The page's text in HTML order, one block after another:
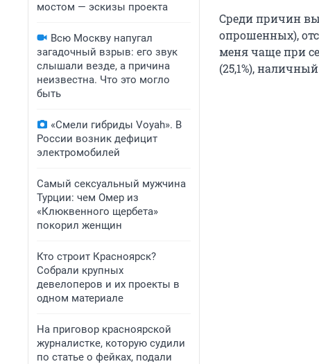
мостом — эскизы проекта
Всю Москву напугал
загадочный взрыв: его звук
слышали везде, а причина
неизвестна. Что это могло
быть
«Смели гибриды Voyah». В
России возник дефицит
электромобилей
Самый сексуальный мужчина
Турции: чем Омер из
«Клюквенного щербета»
покорил женщин
Кто строит Красноярск?
Собрали крупных
девелоперов и их проекты в
одном материале
На приговор красноярской
журналистке, которую судили
по статье о фейках, подали
Среди причин
опрошенных),
меня чаще при
(25,1%),